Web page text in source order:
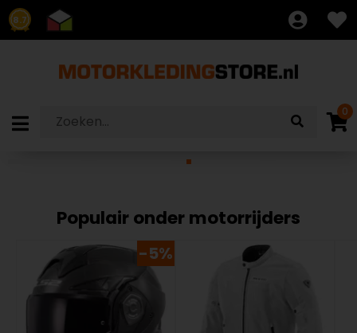
8.7
0
Populair onder motorrijders
-5%